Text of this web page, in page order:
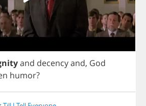
and decencyand, God
humor?